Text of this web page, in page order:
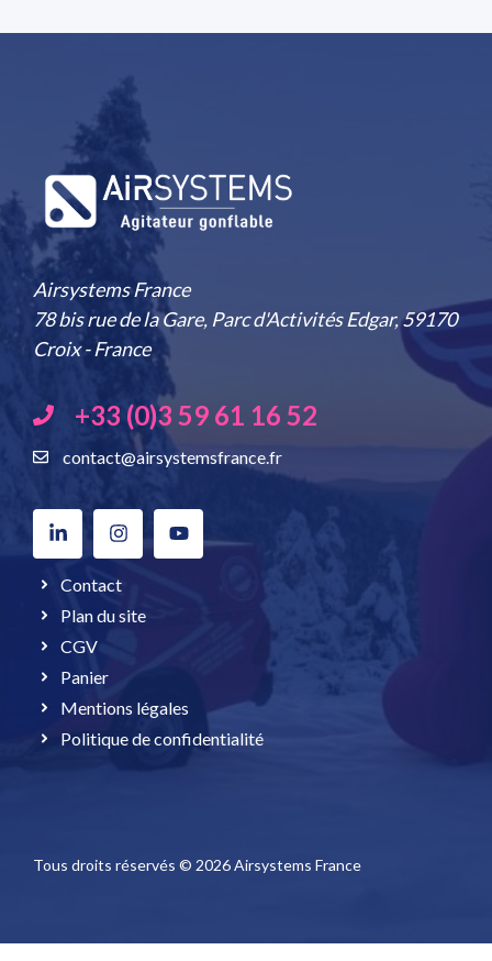
Airsystems France
78 bis rue de la Gare, Parc d'Activités Edgar, 59170
Croix - France
+33 (0)3 59 61 16 52
contact@airsystemsfrance.fr
Contact
Plan du site
CGV
Panier
Mentions légales
Politique de confidentialité
Tous droits réservés © 2026 Airsystems France